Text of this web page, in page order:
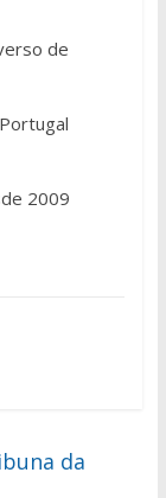
de
2009
da